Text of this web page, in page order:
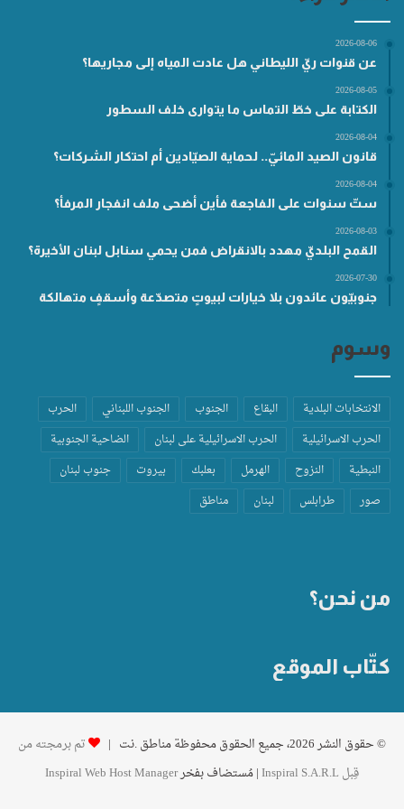
2026-08-06
عن قنوات ريّ الليطاني هل عادت المياه إلى مجاريها؟
2026-08-05
الكتابة على خطّ التماس ما يتوارى خلف السطور
2026-08-04
قانون الصيد المائيّ.. لحماية الصيّادين أم احتكار الشركات؟
2026-08-04
ستّ سنوات على الفاجعة فأين أضحى ملف انفجار المرفأ؟
2026-08-03
القمح البلديّ مهدد بالانقراض فمن يحمي سنابل لبنان الأخيرة؟
2026-07-30
جنوبيّون عائدون بلا خيارات لبيوتٍ متصدّعة وأسقفٍ متهالكة
وسوم
الانتخابات البلدية البقاع الجنوب الجنوب اللبناني
الحرب
الحرب الاسرائيلية
الحرب الاسرائيلية على لبنان
الضاحية الجنوبية
النبطية
النزوح الهرمل بعلبك بيروت
جنوب لبنان
صور
طرابلس لبنان مناطق
من نحن؟
كتّاب الموقع
© حقوق النشر 2026، جميع الحقوق محفوظة مناطق .نت |
تم برمجته من
قِبل Inspiral S.A.R.L
| مُستضاف بفخرInspiral Web Host Manager